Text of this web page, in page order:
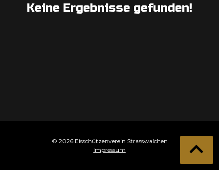
Keine Ergebnisse gefunden!
© 2026 Eisschützenverein Strasswalchen
Impressum